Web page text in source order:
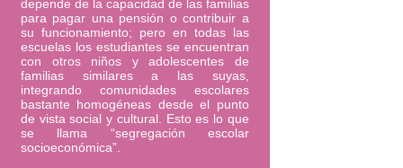
depende de la capacidad de las familias
para pagar una pensión o contribuir a
su funcionamiento; pero en todas las
escuelas los estudiantes se encuentran
con otros niños y adolescentes de
familias similares a las suyas,
integrando comunidades escolares
bastante homogéneas desde el punto
de vista social y cultural. Esto es lo que
se llama “segregación escolar
socioeconómica”.